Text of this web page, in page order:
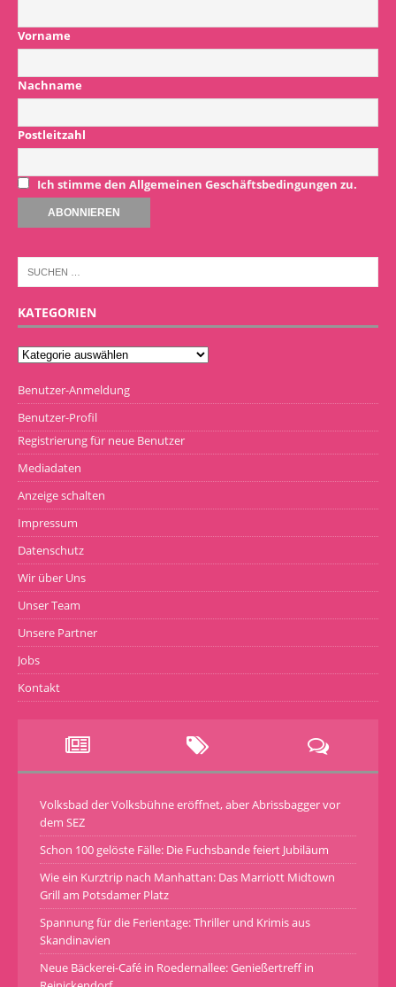
Vorname
Nachname
Postleitzahl
Ich stimme den Allgemeinen Geschäftsbedingungen zu.
KATEGORIEN
Benutzer-Anmeldung
Benutzer-Profil
Registrierung für neue Benutzer
Mediadaten
Anzeige schalten
Impressum
Datenschutz
Wir über Uns
Unser Team
Unsere Partner
Jobs
Kontakt
Volksbad der Volksbühne eröffnet, aber Abrissbagger vor
dem SEZ
Schon 100 gelöste Fälle: Die Fuchsbande feiert Jubiläum
Wie ein Kurztrip nach Manhattan: Das Marriott Midtown
Grill am Potsdamer Platz
Spannung für die Ferientage: Thriller und Krimis aus
Skandinavien
Neue Bäckerei-Café in Roedernallee: Genießertreff in